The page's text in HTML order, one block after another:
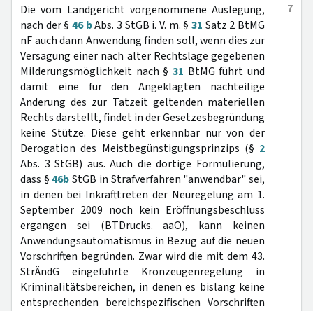
7
Die vom Landgericht vorgenommene Auslegung,
nach der § 46 bAbs. 3 StGB i. V. m. §31 Satz 2 BtMG
nF auch dann Anwendung finden soll, wenn dies zur
Versagung einer nach alter Rechtslage gegebenen
Milderungsmöglichkeit nach § 31 BtMG führt und
damit eine für den Angeklagten nachteilige
Änderung des zur Tatzeit geltenden materiellen
Rechts darstellt, findet in der Gesetzesbegründung
keine Stütze. Diese geht erkennbar nur von der
Derogation des Meistbegünstigungsprinzips (§ 2
Abs. 3 StGB) aus. Auch die dortige Formulierung,
dass §46bStGB in Strafverfahren "anwendbar" sei,
in denen bei Inkrafttreten der Neuregelung am 1.
September 2009 noch kein Eröffnungsbeschluss
ergangen sei (BTDrucks. aaO), kann keinen
Anwendungsautomatismus in Bezug auf die neuen
Vorschriften begründen. Zwar wird die mit dem 43.
StrÄndG eingeführte Kronzeugenregelung in
Kriminalitätsbereichen, in denen es bislang keine
entsprechenden bereichspezifischen Vorschriften